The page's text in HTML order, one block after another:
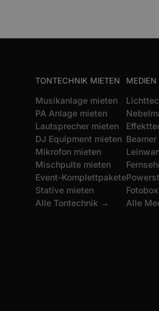
TONTECHNIK MIETEN
Musikanlage mieten
PA Anlage mieten
Lautsprecher mieten
DJ Equipment mieten
Mikrofon mieten
Mischpulte mieten
Event-Komplettpakete
Stative mieten
Alle Tontechnik →
MEDIEN
Alle